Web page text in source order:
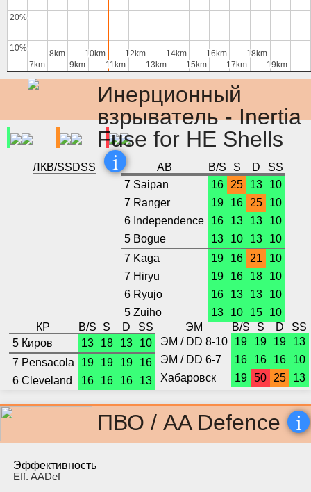
7km
7km
8km
8km
9km
9km
10km
10km
11km
11km
12km
12km
13km
13km
14km
14km
15km
15km
16km
16km
17km
17km
18km
18km
19km
19km
10%
10%
20%
20%
Инерционный
взрыватель - Inertia
Fuse for HE Shells
i
ЛКB/SSDSS АВ B/S S D
SS
7 Saipan
16 25 13
10
7 Ranger
19 16 25
10
6 Independence
16 13 13
10
5 Bogue
13 10 13
10
7 Kaga
19 16 21
10
7 Hiryu
19 16 18
10
6 Ryujo
16 13 13
10
5 Zuiho
13 10 15
10
КР
B/S S D
SS
5 Киров
13 18 13
10
7 Pensacola
19 19 19
16
6 Cleveland
16 16 16 13
ЭМ B/S S D
SS
ЭМ / DD 8-10
19 19 19
13
ЭМ / DD 6-7
16 16 16
10
Хабаровск
19 50 25 13
ПВО / AA Defence i
Эффективность
Eff. AADef